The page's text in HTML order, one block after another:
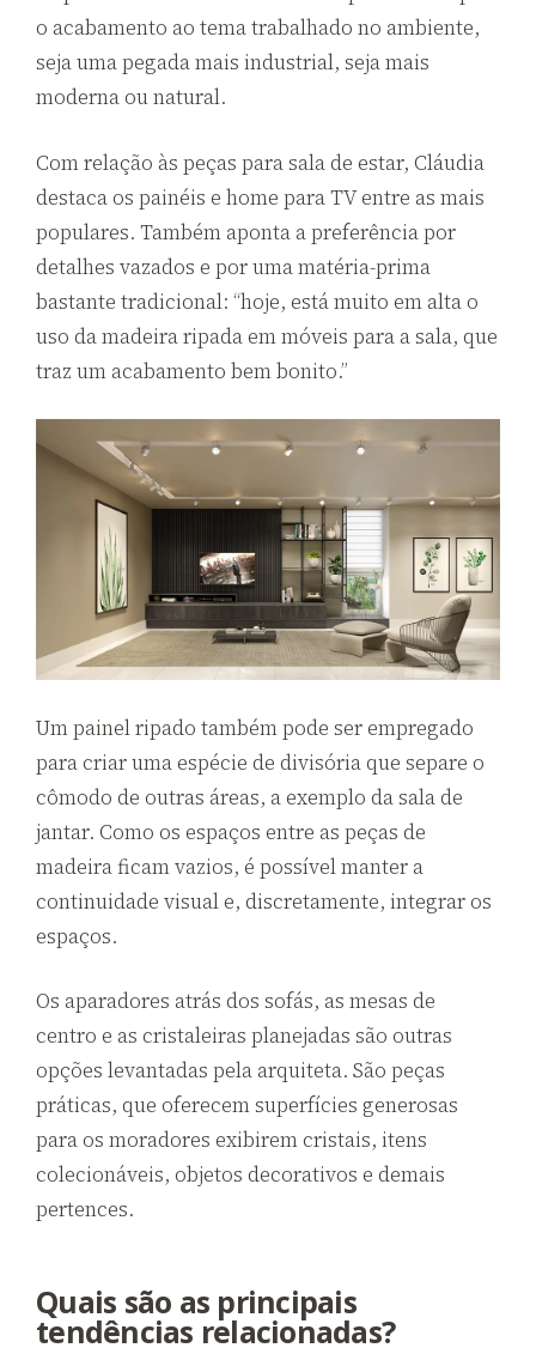
o acabamento ao tema trabalhado no ambiente,
seja uma pegada mais industrial, seja mais
moderna ou natural.
Com relação às peças para sala de estar, Cláudia
destaca os painéis e home para TV entre as mais
populares. Também aponta a preferência por
detalhes vazados e por uma matéria-prima
bastante tradicional: “hoje, está muito em alta o
uso da madeira ripada em móveis para a sala, que
traz um acabamento bem bonito.”
Um painel ripado também pode ser empregado
para criar uma espécie de divisória que separe o
cômodo de outras áreas, a exemplo da sala de
jantar. Como os espaços entre as peças de
madeira ficam vazios, é possível manter a
continuidade visual e, discretamente, integrar os
espaços.
Os aparadores atrás dos sofás, as mesas de
centro e as cristaleiras planejadas são outras
opções levantadas pela arquiteta. São peças
práticas, que oferecem superfícies generosas
para os moradores exibirem cristais, itens
colecionáveis, objetos decorativos e demais
pertences.
Quais são as principais
tendências relacionadas?